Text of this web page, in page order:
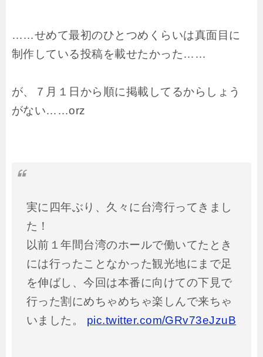
……せめて最初のひとつめくらいは真面目に
制作している投稿を載せたかった……
が、７月１日から順に掲載してるからしょう
がない……orz
実に四年ぶり、久々に台湾行ってきまし
た！
以前１年間台湾のホールで働いてたとき
には行ったことなかった観光地にまで足
を伸ばし、今回は本番に向けての下見で
行った割にめちゃめちゃ楽しんで来ちゃ
いました。 pic.twitter.com/GRv73eJzuB